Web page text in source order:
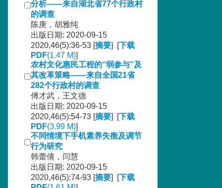
分析——来自湖北省77个行政村
的调查
陈庚，胡雅纯
出版日期: 2020-09-15
2020,46(5):36-53 [摘要] [下载
PDF(1.47 M)]
农村文化惠民工程的“弱参与”及
其改革策略——来自全国21省
282个行政村的调查
傅才武，王文德
出版日期: 2020-09-15
2020,46(5):54-73 [摘要] [下载
PDF(3.99 M)]
不同情境下手机素养失衡及调节
行为研究
韩蕾倩，闫慧
出版日期: 2020-09-15
2020,46(5):74-93 [摘要] [下载